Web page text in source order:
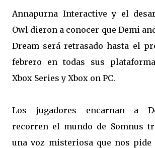
Annapurna Interactive y el
Owl dieron a conocer que Demi
Dream será retrasado hasta el
febrero en todas sus
Xbox Series y Xbox on PC.
Los jugadores encarnan a
recorren el mundo de Somnus
una voz misteriosa que nos